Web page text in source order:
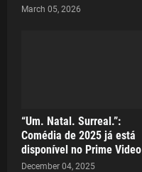
March 05, 2026
“Um. Natal. Surreal.”:
Comédia de 2025 já está
disponível no Prime Video
December 04, 2025